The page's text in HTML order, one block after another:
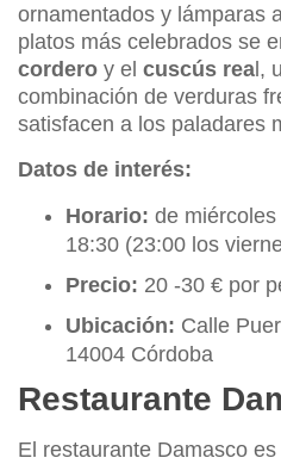
ornamentados y lámparas
platos más celebrados se
cordero y el cuscús real,
combinación de verduras
satisfacen a los paladares
Datos de interés:
Horario: de
18:30 (23:00 los
Precio: 20 -30 € por
Ubicación: Calle
14004 Córdoba
Restaurante
El restaurante Damasco es